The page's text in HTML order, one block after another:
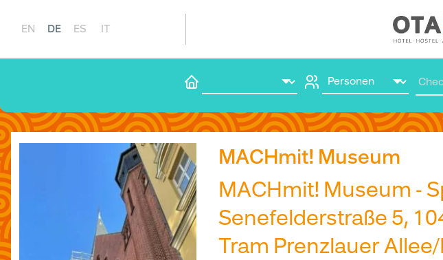
EN DE ES IT
MACHmit! Museum
MACHmit! Museum -
Senefelderstraße 5,
Tram Prenzlauer